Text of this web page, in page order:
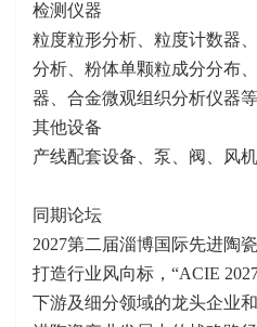
检测仪器
粒度粒形分析、粒度计数器
分析、粉体单颗粒成分分布
器、合金微观组织分析仪器等
其他设备
产线配套设备、泵、阀、风
同期论坛
2027第二届淄博国际先进陶
打造行业风向标，“ACIE
下游及细分领域的龙头企业